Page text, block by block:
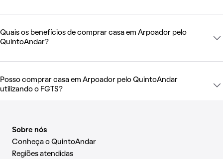
Quais os benefícios de comprar casa em Arpoador pelo
QuintoAndar?
Posso comprar casa em Arpoador pelo QuintoAndar
utilizando o FGTS?
Sobre nós
Conheça o QuintoAndar
Regiões atendidas